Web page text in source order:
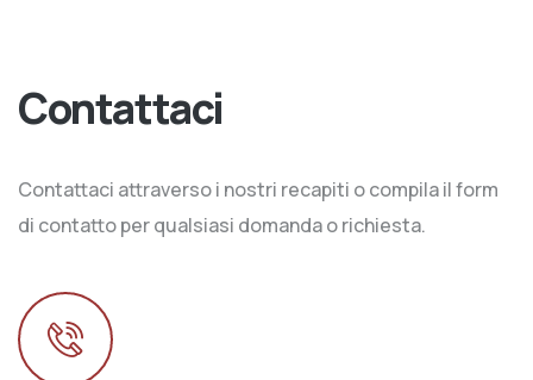
Contattaci
Contattaci attraverso i nostri recapiti o compila il form
di contatto per qualsiasi domanda o richiesta.